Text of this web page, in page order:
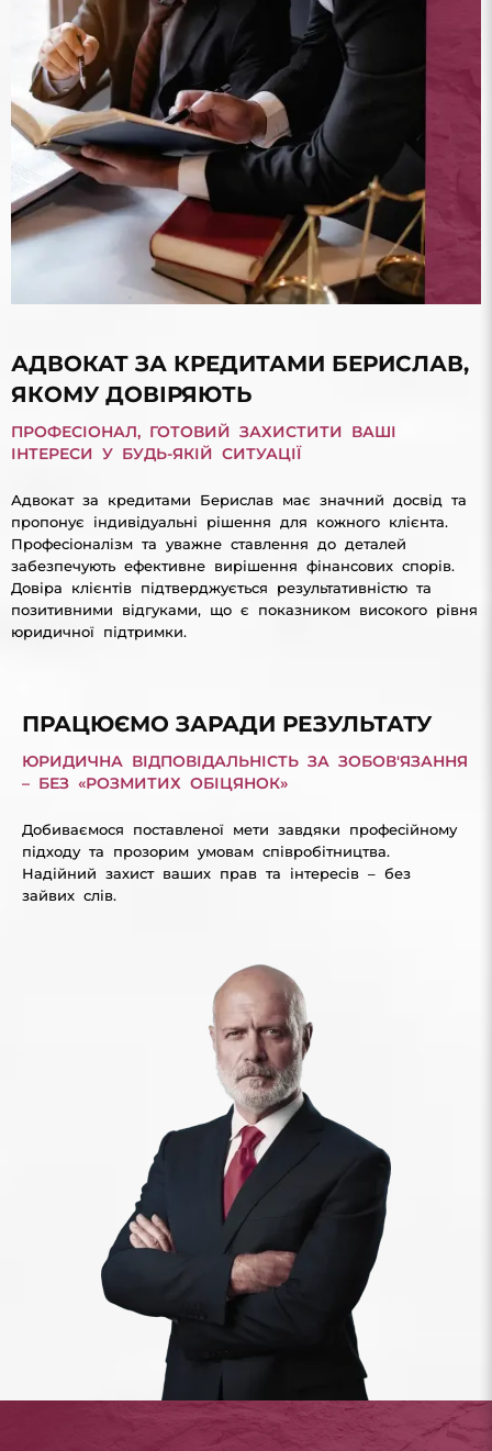
АДВОКАТ ЗА КРЕДИТАМИ БЕРИСЛАВ,
ЯКОМУ ДОВІРЯЮТЬ
ПРОФЕСІОНАЛ, ГОТОВИЙ ЗАХИСТИТИ ВАШІ
ІНТЕРЕСИ У БУДЬ-ЯКІЙ СИТУАЦІЇ
Адвокат за кредитами Берислав має значний досвід та
пропонує індивідуальні рішення для кожного клієнта.
Професіоналізм та уважне ставлення до деталей
забезпечують ефективне вирішення фінансових спорів.
Довіра клієнтів підтверджується результативністю та
позитивними відгуками, що є показником високого рівня
юридичної підтримки.
ПРАЦЮЄМО ЗАРАДИ РЕЗУЛЬТАТУ
ЮРИДИЧНА ВІДПОВІДАЛЬНІСТЬ ЗА ЗОБОВ'ЯЗАННЯ
– БЕЗ «РОЗМИТИХ ОБІЦЯНОК»
Добиваємося поставленої мети завдяки професійному
підходу та прозорим умовам співробітництва.
Надійний захист ваших прав та інтересів – без
зайвих слів.